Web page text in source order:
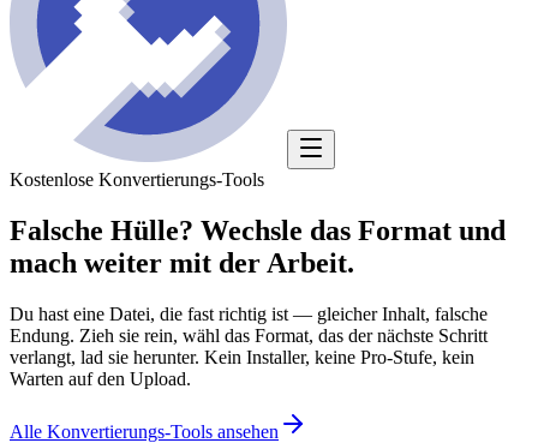
Kostenlose Konvertierungs-Tools
Falsche Hülle? Wechsle das Format und
mach weiter mit der Arbeit.
Du hast eine Datei, die fast richtig ist — gleicher Inhalt, falsche
Endung. Zieh sie rein, wähl das Format, das der nächste Schritt
verlangt, lad sie herunter. Kein Installer, keine Pro-Stufe, kein
Warten auf den Upload.
Alle Konvertierungs-Tools ansehen